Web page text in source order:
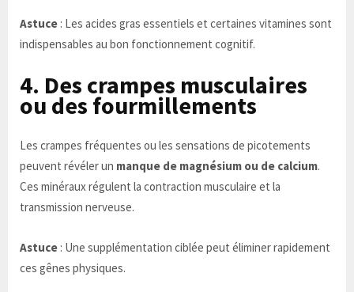
Astuce : Les acides gras essentiels et certaines vitamines sont
indispensables au bon fonctionnement cognitif.
4. Des crampes musculaires
ou des fourmillements
Les crampes fréquentes ou les sensations de picotements
peuvent révéler un manque de magnésium ou de calcium.
Ces minéraux régulent la contraction musculaire et la
transmission nerveuse.
Astuce : Une supplémentation ciblée peut éliminer rapidement
ces gênes physiques.